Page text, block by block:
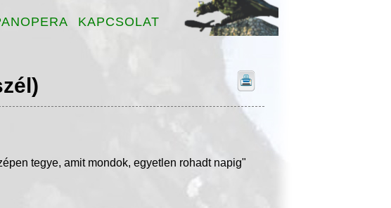
KAPCSOLAT
tegye, amit mondok, egyetlen rohadt napig"